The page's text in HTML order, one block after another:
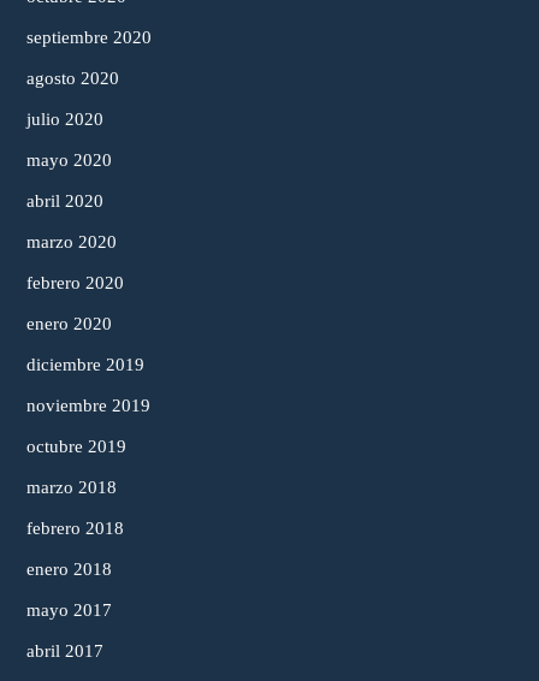
septiembre 2020
agosto 2020
julio 2020
mayo 2020
abril 2020
marzo 2020
febrero 2020
enero 2020
diciembre 2019
noviembre 2019
octubre 2019
marzo 2018
febrero 2018
enero 2018
mayo 2017
abril 2017